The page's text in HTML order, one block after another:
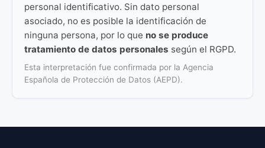
personal identificativo. Sin dato personal
asociado, no es posible la identificación de
ninguna persona, por lo que no se produce
tratamiento de datos personales según el RGPD.
Esta interpretación fue confirmada por la Agencia
Española de Protección de Datos (AEPD).